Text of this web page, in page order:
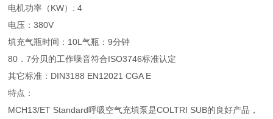
电机功率（KW）: 4
电压：380V
填充气瓶时间：10L气瓶：9分钟
80．7分贝的工作噪音符合ISO3746标准认定
其它标准：DIN3188 EN12021 CGA E
特点：
MCH13/ET Standard呼吸空气充填泵是COLTRI SUB的良好产品，